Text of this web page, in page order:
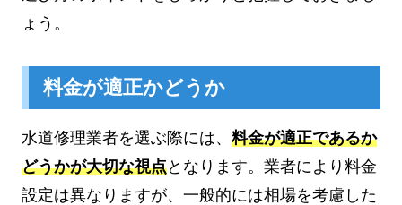
ょう。
料金が適正かどうか
水道修理業者を選ぶ際には、 料金が適正であるか
どうかが大切な視点となります。業者により料金
設定は異なりますが、一般的には相場を考慮した